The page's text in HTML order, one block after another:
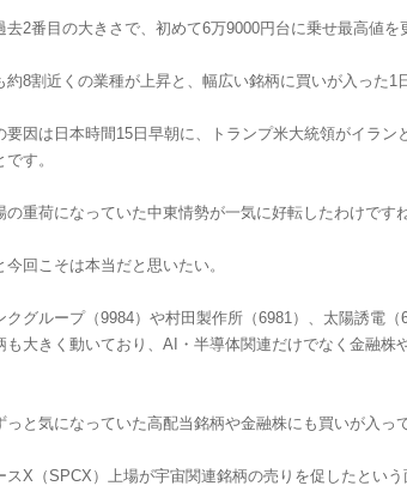
去2番目の大きさで、初めて6万9000円台に乗せ最高値を
約8割近くの業種が上昇と、幅広い銘柄に買いが入った1
要因は日本時間15日早朝に、トランプ米大統領がイラン
す。
の重荷になっていた中東情勢が一気に好転したわけですね
今回こそは本当だと思いたい。
クグループ（9984）や村田製作所（6981）、太陽誘電
も大きく動いており、AI・半導体関連だけでなく金融株
っと気になっていた高配当銘柄や金融株にも買いが入っ
スX（SPCX）上場が宇宙関連銘柄の売りを促したとい